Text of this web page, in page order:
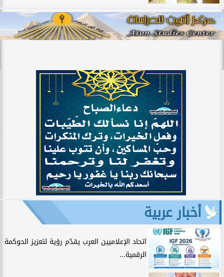
أخبار عربية
اتحاد الإعلاميين العرب يقدّم رؤية لتعزيز الحوكمة
الرقمية...